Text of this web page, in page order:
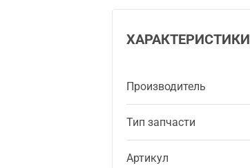
ХАРАКТЕРИСТИКИ
Производитель
Тип запчасти
Артикул